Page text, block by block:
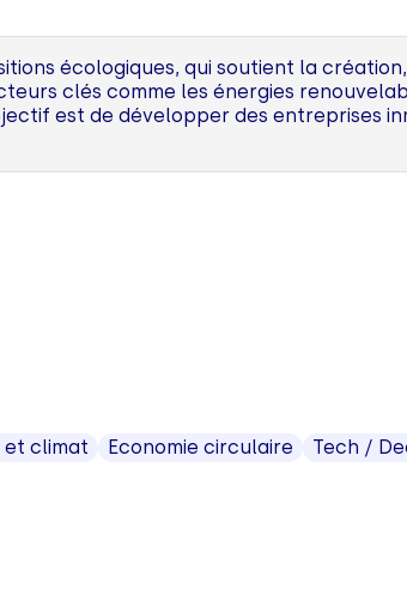
écologiques, qui soutient la
clés comme les énergies
est de développer des entreprises
et climat Economie circulaire Tech /